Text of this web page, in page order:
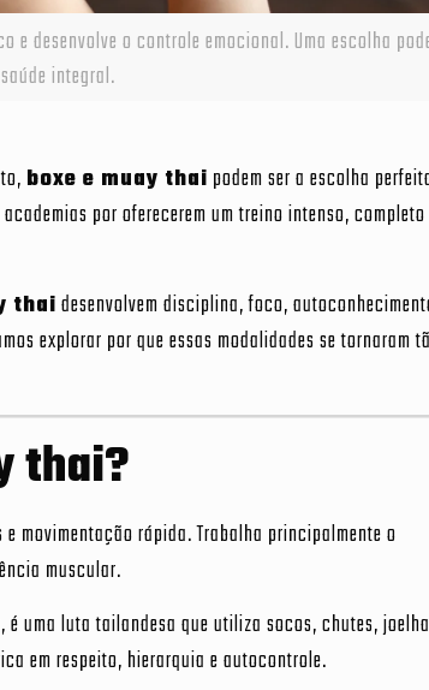
desenvolve o controle emocional. Uma escolha
integral.
boxe e muay thai podem ser a escolha
por oferecerem um treino intenso,
thaidesenvolvem disciplina, foco,
explorar por que essas modalidades se tornaram
thai?
movimentação rápida. Trabalha principalmente o
muscular.
uma luta tailandesa que utiliza socos, chutes,
em respeito, hierarquia e autocontrole.